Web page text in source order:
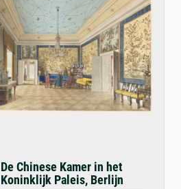
De Chinese Kamer in het
Koninklijk Paleis, Berlijn